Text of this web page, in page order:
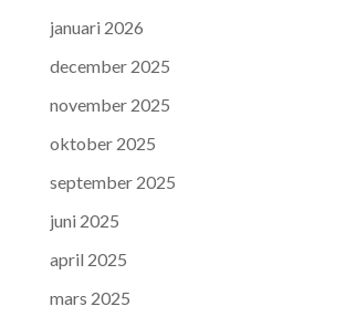
januari 2026
december 2025
november 2025
oktober 2025
september 2025
juni 2025
april 2025
mars 2025